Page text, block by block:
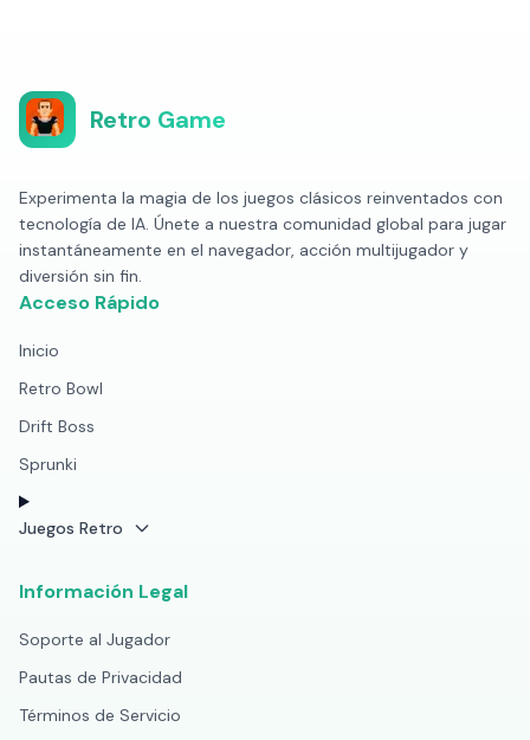
Retro Game
Experimenta la magia de los juegos clásicos reinventados con
tecnología de IA. Únete a nuestra comunidad global para jugar
instantáneamente en el navegador, acción multijugador y
diversión sin fin.
Acceso Rápido
Inicio
Retro Bowl
Drift Boss
Sprunki
Juegos Retro
Información Legal
Soporte al Jugador
Pautas de Privacidad
Términos de Servicio